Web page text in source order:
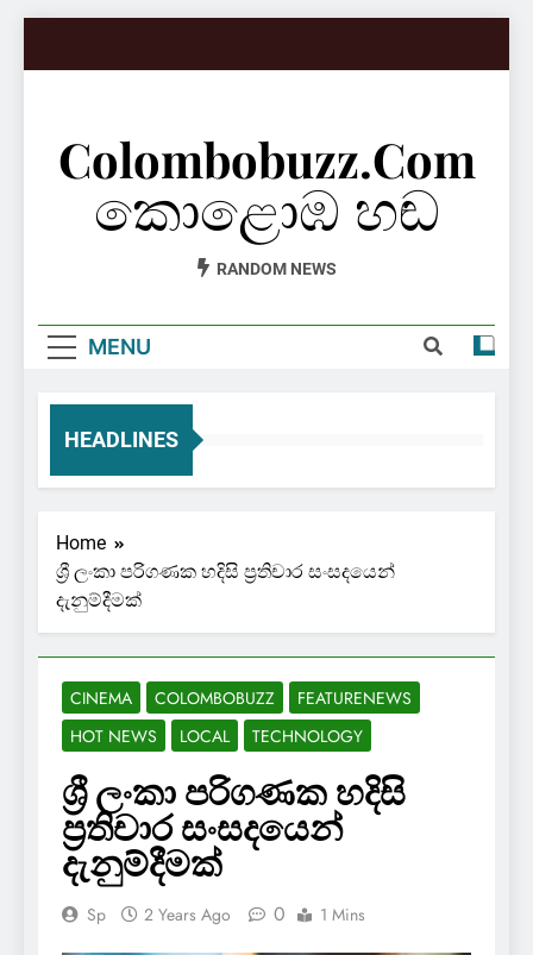
Colombobuzz.com
කොළොඹ හඬ
RANDOM NEWS
MENU
HEADLINES
Home
ශ්‍රී ලංකා පරිගණක හදිසි ප්‍රතිචාර සංසදයෙන්
දැනුම්දීමක්
CINEMA COLOMBOBUZZ
FEATURENEWS
HOT NEWS
LOCAL TECHNOLOGY
ශ්‍රී ලංකා පරිගණක හදිසි
ප්‍රතිචාර සංසදයෙන්
දැනුම්දීමක්
Sp 2 Years Ago 0 1 Mins